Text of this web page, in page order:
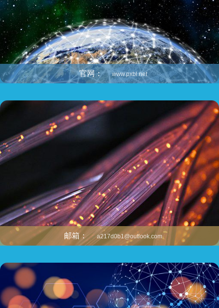
官网： www.pxbl.net
邮箱： a217d0b1@outlook.com